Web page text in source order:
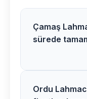
Çamaş
sürede
Çamaş
Ordu